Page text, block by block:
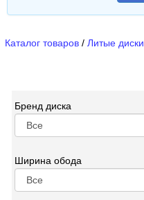
Каталог товаров / Литые диски
Бренд диска
Ширина обода